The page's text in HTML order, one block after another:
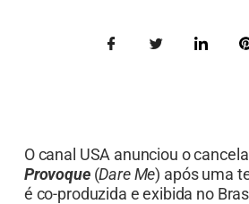
O canal USA anunciou o
Provoque(Dare Me) após uma
é co-produzida e exibida no